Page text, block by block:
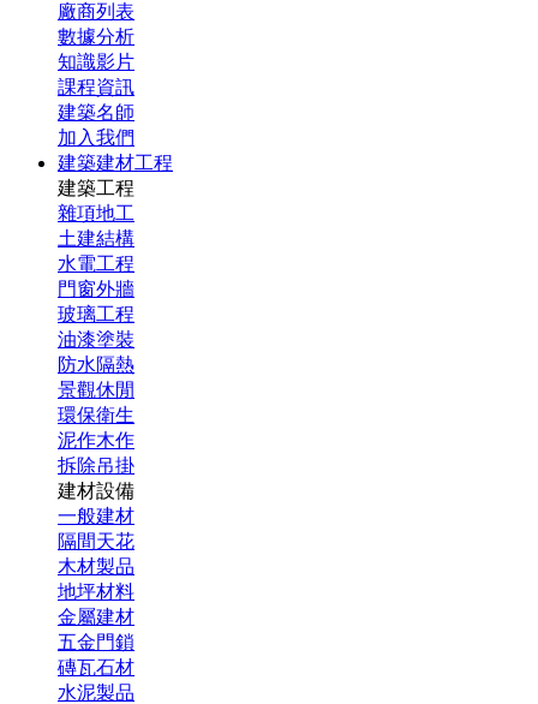
廠商列表
數據分析
知識影片
課程資訊
建築名師
加入我們
建築建材工程
建築工程
雜項地工
土建結構
水電工程
門窗外牆
玻璃工程
油漆塗裝
防水隔熱
景觀休閒
環保衛生
泥作木作
拆除吊掛
建材設備
一般建材
隔間天花
木材製品
地坪材料
金屬建材
五金門鎖
磚瓦石材
水泥製品